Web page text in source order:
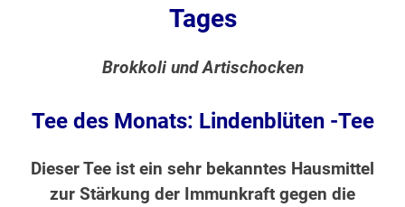
Tages
Brokkoli und Artischocken
Tee des Monats: Lindenblüten -Tee
Dieser Tee ist ein sehr bekanntes Hausmittel
zur Stärkung der Immunkraft gegen die